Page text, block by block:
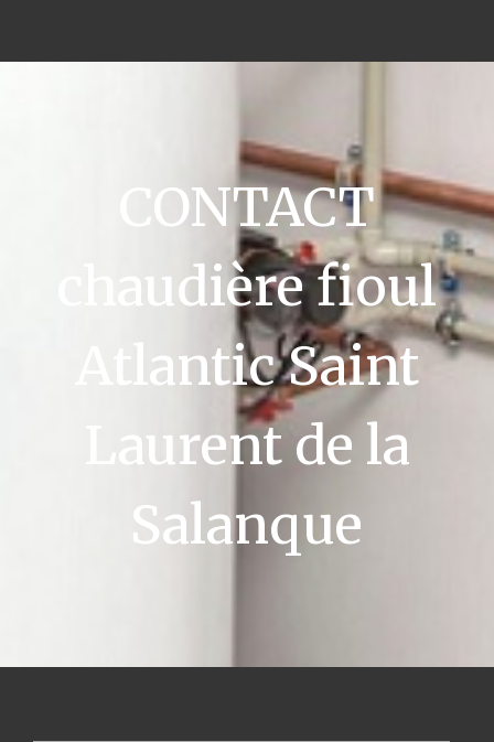
CONTACT
chaudière fioul
Atlantic Saint
Laurent de la
Salanque